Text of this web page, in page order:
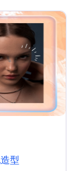
型